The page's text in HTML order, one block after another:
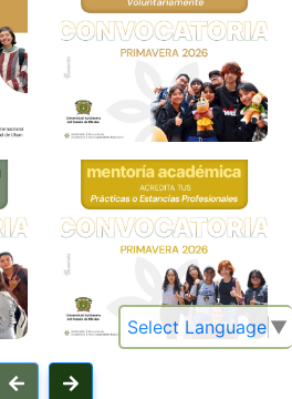
Select Language ▼